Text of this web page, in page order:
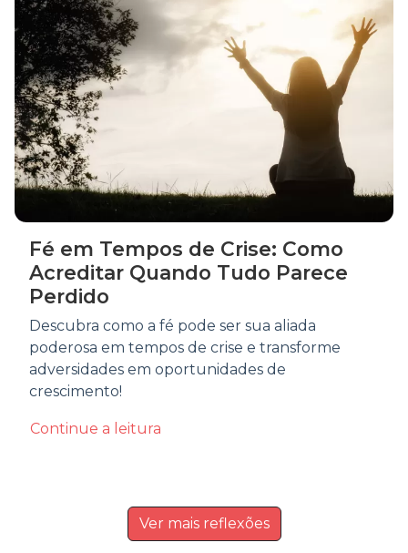
Fé em Tempos de Crise: Como
Acreditar Quando Tudo Parece
Perdido
Descubra como a fé pode ser sua aliada
poderosa em tempos de crise e transforme
adversidades em oportunidades de
crescimento!
Continue a leitura
Ver mais reflexões